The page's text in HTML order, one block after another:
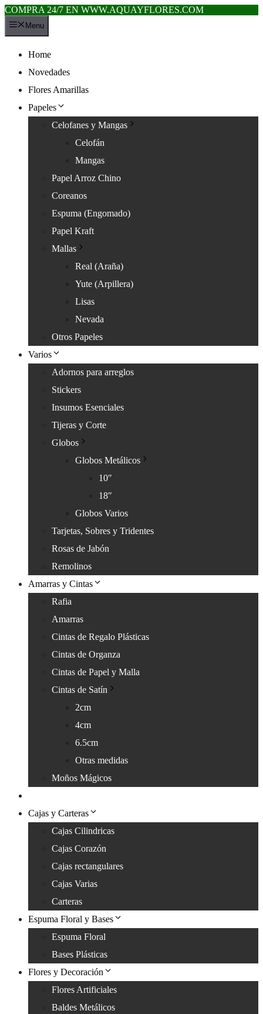
COMPRA 24/7 EN WWW.AQUAYFLORES.COM
Saltar
al
Menu
Home
Novedades
Flores Amarillas
Papeles
Celofanes y Mangas
Celofán
Mangas
Papel Arroz Chino
Coreanos
Espuma (Engomado)
Papel Kraft
Mallas
Real (Araña)
Yute (Arpillera)
Lisas
Nevada
Otros Papeles
Varios
Adornos para arreglos
Stickers
Insumos Esenciales
Tijeras y Corte
Globos
Globos Metálicos
10″
18″
Globos Varios
Tarjetas, Sobres y Tridentes
Rosas de Jabón
Remolinos
Amarras y Cintas
Rafia
Amarras
Cintas de Regalo Plásticas
Cintas de Organza
Cintas de Papel y Malla
Cintas de Satín
2cm
4cm
6.5cm
Otras medidas
Moños Mágicos
Cajas y Carteras
Cajas Cilindricas
Cajas Corazón
Cajas rectangulares
Cajas Varias
Carteras
Espuma Floral y Bases
Espuma Floral
Bases Plásticas
Flores y Decoración
Flores Artificiales
Baldes Metálicos